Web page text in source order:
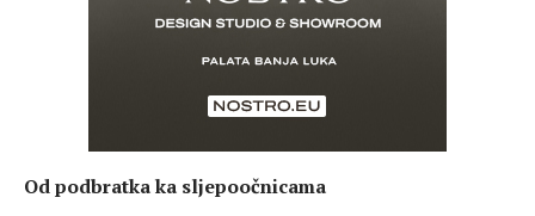
Od podbratka ka sljepoočnicama